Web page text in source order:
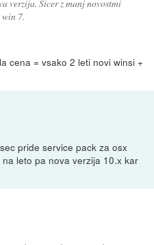
verzija. Sicer z manj novostmi
7.
cena = vsako 2 leti novi winsi +
pride service pack za osx
leto pa nova verzija 10.x kar